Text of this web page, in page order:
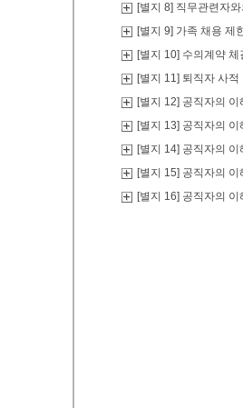
[별지 8] 직무관련자
[별지 9] 가족 채용 제
[별지 10] 수의계약
[별지 11] 퇴직자 사
[별지 12] 공직자의
[별지 13] 공직자의
[별지 14] 공직자의
[별지 15] 공직자의
[별지 16] 공직자의